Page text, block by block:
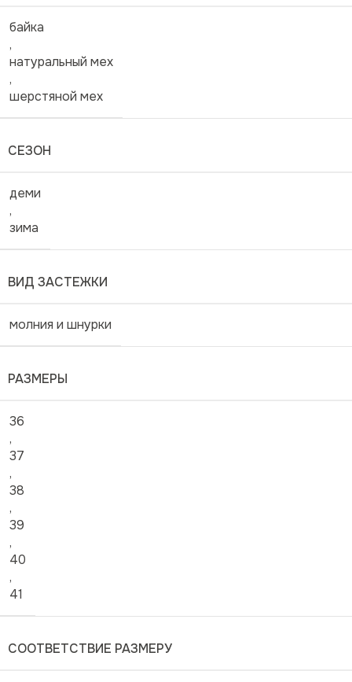
байка
,
натуральный мех
,
шерстяной мех
СЕЗОН
деми
,
зима
ВИД ЗАСТЕЖКИ
молния и шнурки
РАЗМЕРЫ
36
,
37
,
38
,
39
,
40
,
41
СООТВЕТСТВИЕ РАЗМЕРУ